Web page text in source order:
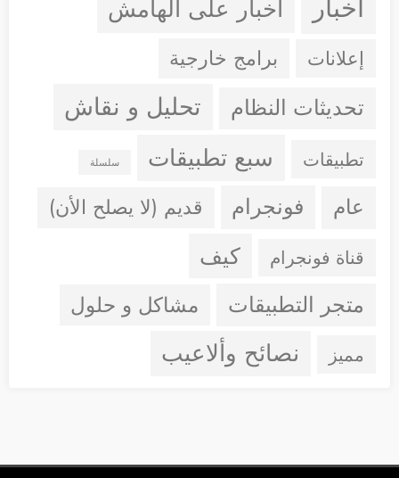
أخبار أخبار على الهامش
إعلانات برامج خارجية
تحديثات النظام تحليل و نقاش
تطبيقات سبع تطبيقات سلسلة
عام فونجرام قديم (لا يصلح الأن)
قناة فونجرام كيف
متجر التطبيقات مشاكل و حلول
مميز نصائح وألاعيب